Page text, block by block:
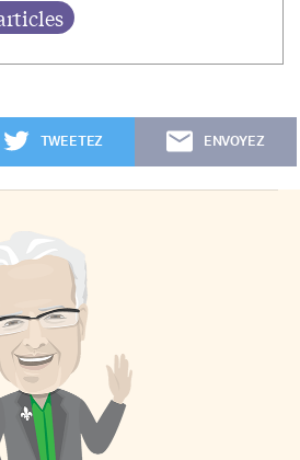
TWEETEZ ENVOYEZ